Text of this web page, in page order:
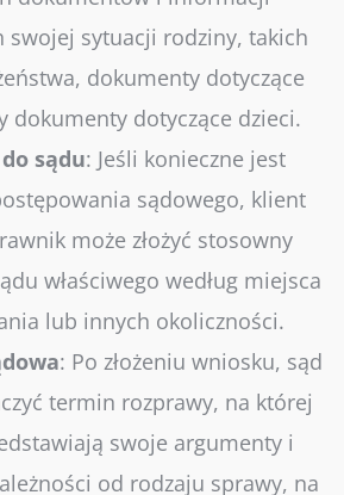
swojej sytuacji rodziny, takich
dokumenty dotyczące
dokumenty dotyczące dzieci.
do sądu: Jeśli konieczne jest
sądowego, klient
może złożyć stosowny
właściwego według miejsca
lub innych okoliczności.
: Po złożeniu wniosku, sąd
termin rozprawy, na której
swoje argumenty i
od rodzaju sprawy, na